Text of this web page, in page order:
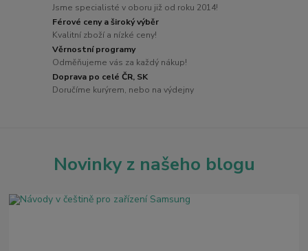
Jsme specialisté v oboru již od roku 2014!
Férové ceny a široký výběr
Kvalitní zboží a nízké ceny!
Věrnostní programy
Odměňujeme vás za každý nákup!
Doprava po celé ČR, SK
Doručíme kurýrem, nebo na výdejny
Novinky z našeho blogu